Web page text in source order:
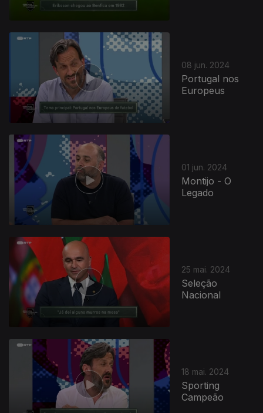
08 jun. 2024
Portugal nos
Europeus
01 jun. 2024
Montijo - O
Legado
25 mai. 2024
Seleção
Nacional
18 mai. 2024
Sporting
Campeão